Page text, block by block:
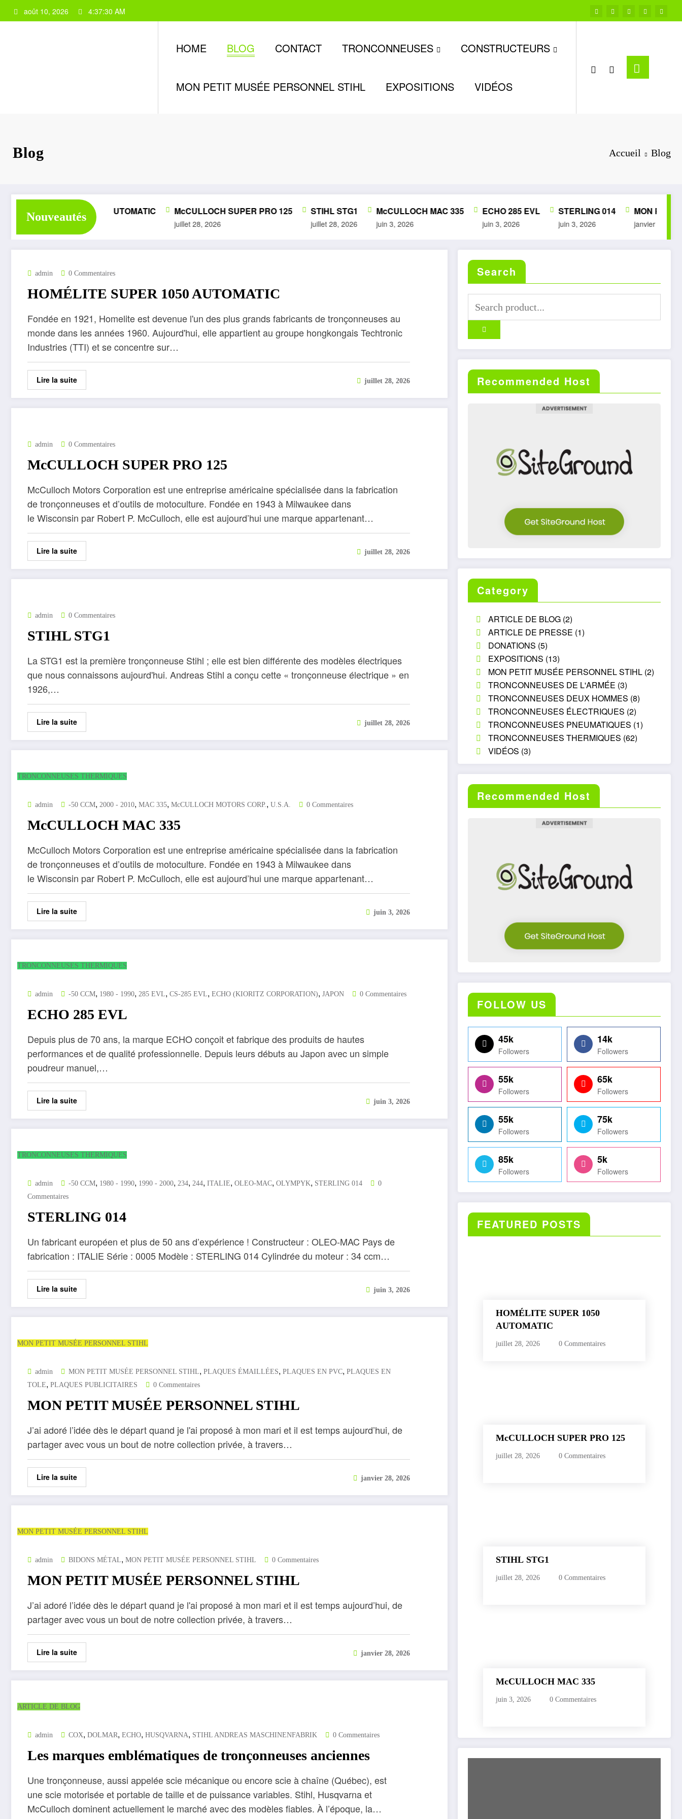
au
août 10, 2026 4:37:31 AM
HOME BLOG CONTACT TRONCONNEUSES CONSTRUCTEURS
MON PETIT MUSÉE PERSONNEL STIHL EXPOSITIONS VIDÉOS
Blog Accueil Blog
Nouveautés
SUPER 1050 AUTOMATIC
28, 2026
McCULLOCH SUPER PRO 125
juillet 28, 2026
STIHL STG1
juillet 28, 2026
McCULLOCH MAC 335
juin 3, 2026
ECHO 285 EVL
juin 3, 2026
STERLING 014
juin 3, 2026
MON PETIT
janvier 28, 2026
admin 0 Commentaires
HOMÉLITE SUPER 1050 AUTOMATIC
Fondée en 1921, Homelite est devenue l'un des plus grands fabricants de tronçonneuses au
monde dans les années 1960. Aujourd'hui, elle appartient au groupe hongkongais Techtronic
Industries (TTI) et se concentre sur…
Lire la suite juillet 28, 2026
admin 0 Commentaires
McCULLOCH SUPER PRO 125
McCulloch Motors Corporation est une entreprise américaine spécialisée dans la fabrication
de tronçonneuses et d’outils de motoculture. Fondée en 1943 à Milwaukee dans
le Wisconsin par Robert P. McCulloch, elle est aujourd’hui une marque appartenant…
Lire la suite juillet 28, 2026
admin 0 Commentaires
STIHL STG1
La STG1 est la première tronçonneuse Stihl ; elle est bien différente des modèles électriques
que nous connaissons aujourd'hui. Andreas Stihl a conçu cette « tronçonneuse électrique » en
1926,…
Lire la suite juillet 28, 2026
TRONCONNEUSES THERMIQUES
admin -50 CCM, 2000 - 2010, MAC 335, McCULLOCH MOTORS CORP. , U.S.A. 0 Commentaires
McCULLOCH MAC 335
McCulloch Motors Corporation est une entreprise américaine spécialisée dans la fabrication
de tronçonneuses et d’outils de motoculture. Fondée en 1943 à Milwaukee dans
le Wisconsin par Robert P. McCulloch, elle est aujourd’hui une marque appartenant…
Lire la suite juin 3, 2026
TRONCONNEUSES THERMIQUES
admin -50 CCM, 1980 - 1990, 285 EVL, CS-285 EVL, ECHO (KIORITZ CORPORATION), JAPON 0 Commentaires
ECHO 285 EVL
Depuis plus de 70 ans, la marque ECHO conçoit et fabrique des produits de hautes
performances et de qualité professionnelle. Depuis leurs débuts au Japon avec un simple
poudreur manuel,…
Lire la suite juin 3, 2026
TRONCONNEUSES THERMIQUES
admin -50 CCM, 1980 - 1990, 1990 - 2000, 234, 244, ITALIE, OLEO-MAC, OLYMPYK, STERLING 014
0
Commentaires
STERLING 014
Un fabricant européen et plus de 50 ans d’expérience ! Constructeur : OLEO-MAC Pays de
fabrication : ITALIE Série : 0005 Modèle : STERLING 014 Cylindrée du moteur : 34 ccm…
Lire la suite juin 3, 2026
MON PETIT MUSÉE PERSONNEL STIHL
admin MON PETIT MUSÉE PERSONNEL STIHL, PLAQUES ÉMAILLÉES, PLAQUES EN PVC, PLAQUES EN
TOLE, PLAQUES PUBLICITAIRES 0 Commentaires
MON PETIT MUSÉE PERSONNEL STIHL
J’ai adoré l’idée dès le départ quand je l'ai proposé à mon mari et il est temps aujourd’hui, de
partager avec vous un bout de notre collection privée, à travers…
Lire la suite janvier 28, 2026
MON PETIT MUSÉE PERSONNEL STIHL
admin BIDONS MÉTAL, MON PETIT MUSÉE PERSONNEL STIHL 0 Commentaires
MON PETIT MUSÉE PERSONNEL STIHL
J’ai adoré l’idée dès le départ quand je l'ai proposé à mon mari et il est temps aujourd’hui, de
partager avec vous un bout de notre collection privée, à travers…
Lire la suite janvier 28, 2026
ARTICLE DE BLOG
admin COX, DOLMAR, ECHO, HUSQVARNA, STIHL ANDREAS MASCHINENFABRIK 0 Commentaires
Les marques emblématiques de tronçonneuses anciennes
Une tronçonneuse, aussi appelée scie mécanique ou encore scie à chaîne (Québec), est
une scie motorisée et portable de taille et de puissance variables. Stihl, Husqvarna et
McCulloch dominent actuellement le marché avec des modèles fiables. À l’époque, la…
Search
Recommended Host
Category
ARTICLE DE BLOG (2)
ARTICLE DE PRESSE (1)
DONATIONS (5)
EXPOSITIONS (13)
MON PETIT MUSÉE PERSONNEL STIHL (2)
TRONCONNEUSES DE L'ARMÉE (3)
TRONCONNEUSES DEUX HOMMES (8)
TRONCONNEUSES ÉLECTRIQUES (2)
TRONCONNEUSES PNEUMATIQUES (1)
TRONCONNEUSES THERMIQUES (62)
VIDÉOS (3)
Recommended Host
FOLLOW US
45k
Followers
14k
Followers
55k
Followers
65k
Followers
55k
Followers
75k
Followers
85k
Followers
5k
Followers
FEATURED POSTS
HOMÉLITE SUPER 1050
AUTOMATIC
juillet 28, 2026 0 Commentaires
McCULLOCH SUPER PRO 125
juillet 28, 2026 0 Commentaires
STIHL STG1
juillet 28, 2026 0 Commentaires
McCULLOCH MAC 335
juin 3, 2026 0 Commentaires